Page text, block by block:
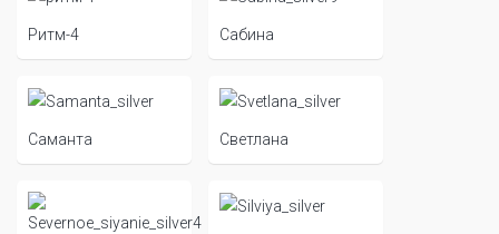
Ритм-4 Сабина
Саманта Светлана